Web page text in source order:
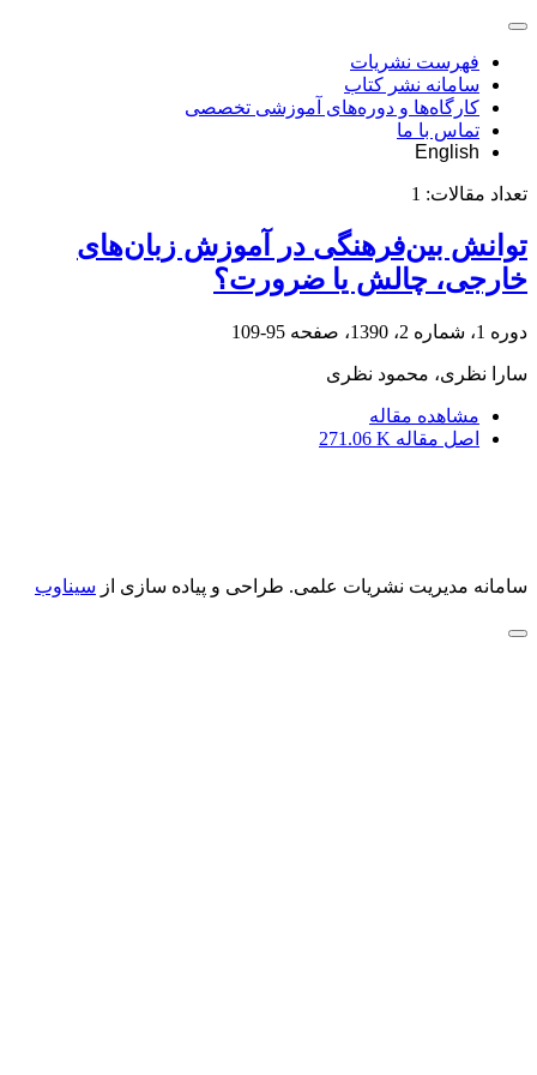
فهرست نشریات
سامانه نشر کتاب
کارگاه‌ها و دوره‌های آموزشی تخصصی
تماس با ما
English
تعداد مقالات: 1
توانش بین‌فرهنگی در آموزش‌ زبان‌های
خارجی، چالش یا ضرورت؟
دوره 1، شماره 2، 1390، صفحه 95-109
سارا نظری، محمود نظری
مشاهده مقاله
اصل مقاله 271.06 K
سامانه مدیریت نشریات علمی. طراحی و پیاده سازی از سیناوب